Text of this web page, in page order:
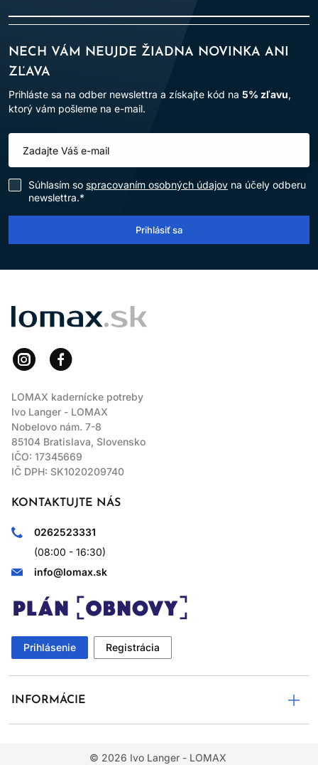
NECH VÁM NEUJDE ŽIADNA NOVINKA ANI
ZĽAVA
Prihláste sa na odber newslettra a získajte kód na 5% zľavu,
ktorý vám pošleme na e-mail.
Súhlasím so spracovaním osobných údajov na účely odberu
newslettra.*
Prihlásiť sa
LOMAX
LOMAX kadernícke potreby
Ivo Langer - LOMAX
Nobelovo nám. 7-8
85104 Bratislava, Slovensko
IČO: 17345669
IČ DPH: SK1020209740
KONTAKTUJTE NÁS
0262523331
(08:00 - 16:30)
info@lomax.sk
Prihlásenie Registrácia
INFORMÁCIE
© 2026 Ivo Langer - LOMAX